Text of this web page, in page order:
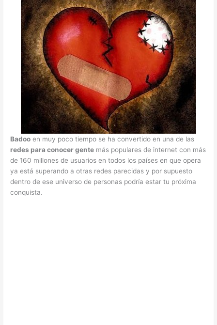
Badoo en muy poco tiempo se ha convertido en una de las
redes para conocer gente más populares de internet con más
de 160 millones de usuarios en todos los países en que opera
ya está superando a otras redes parecidas y por supuesto
dentro de ese universo de personas podría estar tu próxima
conquista.